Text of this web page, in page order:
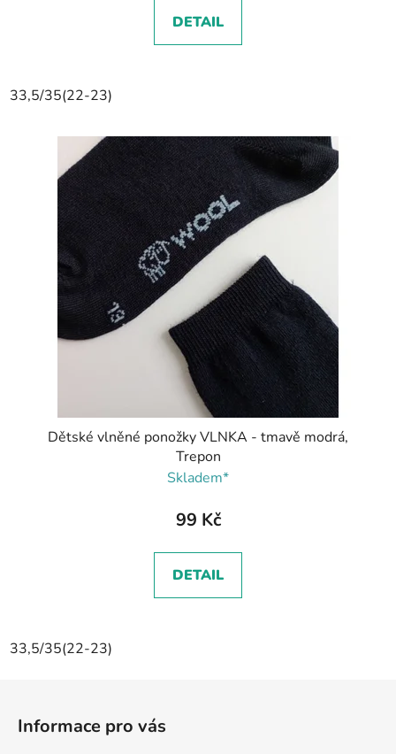
DETAIL
33,5/35(22-23)
Dětské vlněné ponožky VLNKA - tmavě modrá,
Trepon
Skladem*
99 Kč
DETAIL
33,5/35(22-23)
Informace pro vás